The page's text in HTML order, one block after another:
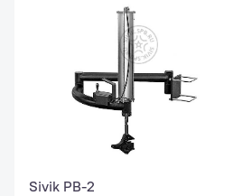
Sivik РВ-2